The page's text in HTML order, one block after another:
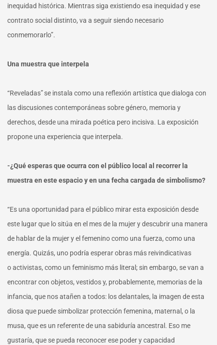
inequidad histórica. Mientras siga existiendo esa inequidad y ese
contrato social distinto, va a seguir siendo necesario
conmemorarlo”.
Una muestra que interpela
“Reveladas” se instala como una reflexión artística que dialoga con
las discusiones contemporáneas sobre género, memoria y
derechos, desde una mirada poética pero incisiva. La exposición
propone una experiencia que interpela.
-¿Qué esperas que ocurra con el público local al recorrer la
muestra en este espacio y en una fecha cargada de simbolismo?
“Es una oportunidad para el público mirar esta exposición desde
este lugar que lo sitúa en el mes de la mujer y descubrir una manera
de hablar de la mujer y el femenino como una fuerza, como una
energía. Quizás, uno podría esperar obras más reivindicativas
o activistas, como un feminismo más literal; sin embargo, se van a
encontrar con objetos, vestidos y, probablemente, memorias de la
infancia, que nos atañen a todos: los delantales, la imagen de esta
diosa que puede simbolizar protección femenina, maternal, o la
musa, que es un referente de una sabiduría ancestral. Eso me
gustaría, que se pueda reconocer ese poder y capacidad